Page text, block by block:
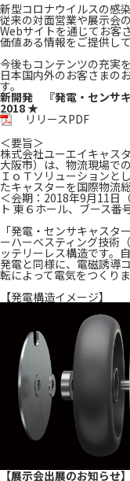
新型コロナウイルスの感
従来の対面営業や展示会
Webサイトを通じてお客
価値ある情報をご提供して
今後もコンテンツの充実を
日本国内外のお客さまの
す。
新開発 『発電・センサ
2018 ★
リリースPDF
＜要旨＞
株式会社ユーエイキャス
大阪市）は、物流現場で
ＩｏＴソリューションと
たキャスターを国際物流
＜会期：2018年9月11日
ト 東６ホール、ブース番
「発電・センサキャスタ
ーハーベスティング技術
ッテリーレス構造です。
発電と同様に、電磁誘導
転によって電気をつくりま
【発電構造イメージ】
【展示会出展のお知らせ